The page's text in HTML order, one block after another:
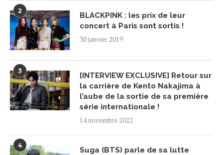
2
BLACKPINK : les prix de leur
concert à Paris sont sortis !
30 janvier 2019
3
[INTERVIEW EXCLUSIVE] Retour sur
la carrière de Kento Nakajima à
l’aube de la sortie de sa première
série internationale !
14 novembre 2022
4
Suga (BTS) parle de sa lutte